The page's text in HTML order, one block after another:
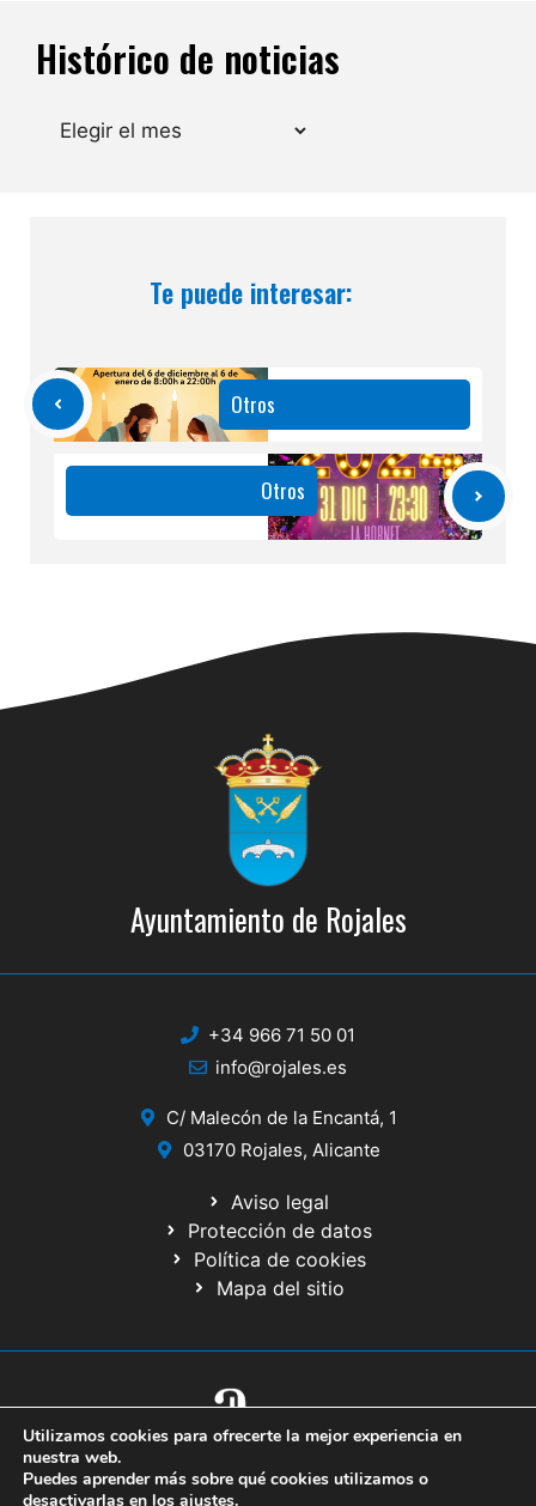
Histórico de noticias
Archivos
Te puede interesar:
Otros
Otros
Ayuntamiento de Rojales
+34 966 71 50 01
info@rojales.es
C/ Malecón de la Encantá, 1
03170 Rojales, Alicante
Aviso legal
Protección de datos
Política de cookies
Mapa del sitio
© 2020 Web desarrollada por el Servicio de Informática de Diputación
de Alicante
Utilizamos cookies para ofrecerte la mejor experiencia en
nuestra web.
Puedes aprender más sobre qué cookies utilizamos o
desactivarlas en los ajustes.